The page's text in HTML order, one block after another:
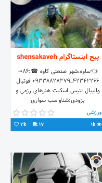
پیج اینستاگرام shensakaveh
👈ساوه،شهر صنعتی کاوه ☎:086-
42342266_09338828379 فوتبال
والیبال تنیس اسکیت هنرهای رزمی و
بزودی:شناواسب سواری
ورزشی
1k
17
3k